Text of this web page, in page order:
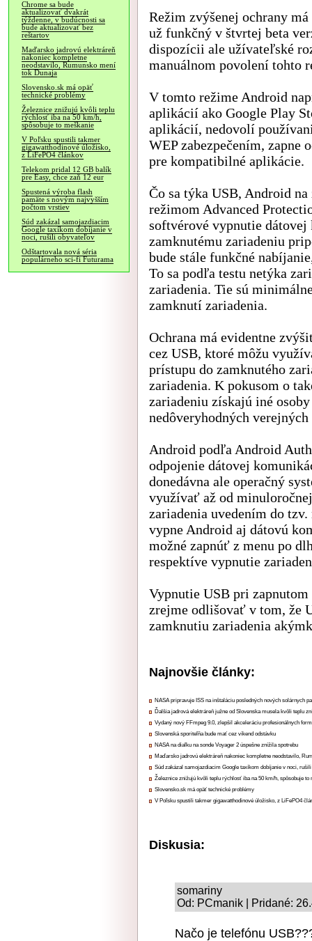
Chrome sa bude
aktualizovať dvakrát
týždenne, v budúcnosti sa
bude aktualizovať bez
reštartov
Maďarsko jadrovú elektráreň
nakoniec kompletne
neodstavilo, Rumunsko mení
tok Dunaja
Slovensko.sk má opäť
technické problémy
Železnice znižujú kvôli teplu
rýchlosť iba na 50 km/h,
spôsobuje to meškanie
V Poľsku spustili takmer
gigawatthodinové úložisko,
z LiFePO4 článkov
Telekom pridal 12 GB balík
pre Easy, chce zaň 12 eur
Spustená výroba flash
pamäte s novým najvyšším
počtom vrstiev
Súd zakázal samojazdiacim
Google taxíkom dobíjanie v
noci, rušili obyvateľov
Odštartovala nová séria
populárneho sci-fi Futurama
Režim zvýšenej ochrany
už funkčný v štvrtej beta
dispozícii ale užívateľské
manuálnom povolení tohto
V tomto režime Android
aplikácií ako Google Play
aplikácií, nedovolí
WEP zabezpečením, zapne
pre kompatibilné aplikácie.
Čo sa týka USB, Android
režimom Advanced
softvérové vypnutie
zamknutému zariadeniu
bude stále funkčné
To sa podľa testu netýka
zariadenia. Tie sú
zamknutí zariadenia.
Ochrana má evidentne
cez USB, ktoré môžu
prístupu do zamknutého
zariadenia. K pokusom o
zariadeniu získajú iné
nedôveryhodných
Android podľa Android
odpojenie dátovej
donedávna ale operačný
využívať až od
zariadenia uvedením do
vypne Android aj dátovú
možné zapnúť z menu po
respektíve vypnutie
Vypnutie USB pri
zrejme odlišovať v tom, že
zamknutiu zariadenia
Najnovšie články:
NASA pripravuje ISS na inštaláciu posledných nových solárnych
Ďalšia jadrová elektráreň južne od Slovenska musela kvôli teplu
Vydaný nový FFmpeg 9.0, zlepšil akceleráciu profesionálnych
Slovenská sporiteľňa bude mať cez víkend odstávku
NASA na diaľku na sonde Voyager 2 úspešne znížila spotrebu
Maďarsko jadrovú elektráreň nakoniec kompletne neodstavilo,
Súd zakázal samojazdiacim Google taxíkom dobíjanie v noci,
Železnice znižujú kvôli teplu rýchlosť iba na 50 km/h, spôsobuje to
Slovensko.sk má opäť technické problémy
V Poľsku spustili takmer gigawatthodinové úložisko, z LiFePO4
Diskusia:
somariny
Od: PCmanik | Pridané:
Načo je telefónu